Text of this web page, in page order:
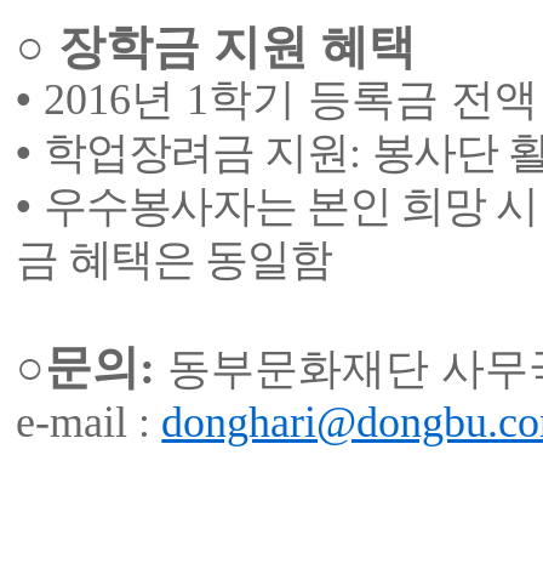
○ 장학금 지원 혜택
• 2016년 1학기 등록금 전
• 학업장려금 지원: 봉사단
• 우수봉사자는 본인 희망
금 혜택은 동일함
○문의: 동부문화재단 사
e-mail :